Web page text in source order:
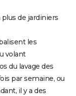
plus de jardiniers
les
volant
du lavage des
par semaine, ou
il y a des